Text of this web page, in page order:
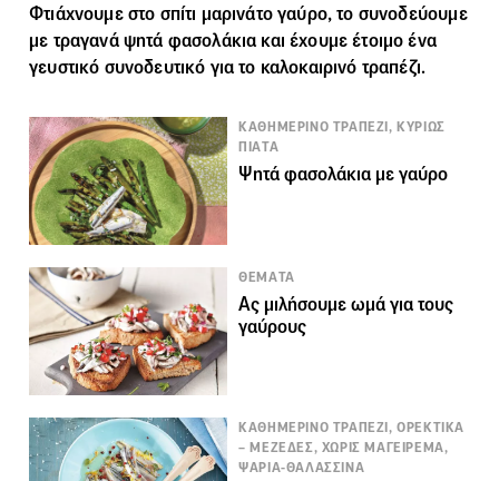
Φτιάχνουμε στο σπίτι μαρινάτογαύρο, το συνοδεύουμε
με τραγανά ψητά φασολάκια και έχουμε έτοιμο ένα
γευστικό συνοδευτικό για το καλοκαιρινό τραπέζι.
ΚΑΘΗΜΕΡΙΝΟ ΤΡΑΠΕΖΙ, ΚΥΡΙΩΣ
ΠΙΑΤΑ
Ψητά φασολάκια με γαύρο
ΘΕΜΑΤΑ
Ας μιλήσουμε ωμά για τους
γαύρους
ΚΑΘΗΜΕΡΙΝΟ ΤΡΑΠΕΖΙ, ΟΡΕΚΤΙΚΑ
– ΜΕΖΕΔΕΣ, ΧΩΡΙΣ ΜΑΓΕΙΡΕΜΑ,
ΨΑΡΙΑ-ΘΑΛΑΣΣΙΝΑ